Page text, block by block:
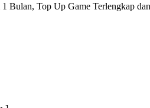
Top Up Game Terlengkap